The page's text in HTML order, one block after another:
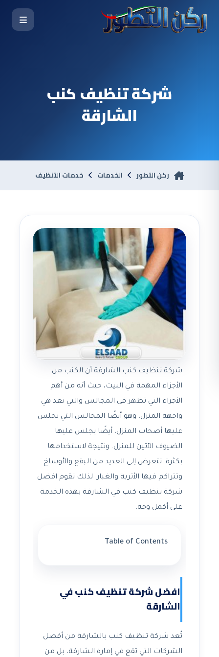
شركة تنظيف كنب
الشارقة
ركن التطور الخدمات خدمات التنظيف
شركة تنظيف كنب الشارقة أن الكنب من
الأجزاء المهمة في البيت، حيث أنه من أهم
الأجزاء التي تظهر في المجالس والتي تعد هي
واجهة المنزل. وهو أيضًا المجالس التي يجلس
عليها أصحاب المنزل، أيضًا يجلس عليها
الضيوف الآتين للمنزل. ونتيجة لاستخدامها
بكثرة. تتعرض إلى العديد من البقع والأوساخ
وتتراكم فيها الأتربة والغبار. لذلك تقوم افضل
شركة تنظيف كنب في الشارقة بهذه الخدمة
على أكمل وجه.
Table of Contents
افضل شركة تنظيف كنب في
الشارقة
تُعد شركة تنظيف كنب بالشارقة من أفضل
الشركات التي تقع في إمارة الشارقة، بل من